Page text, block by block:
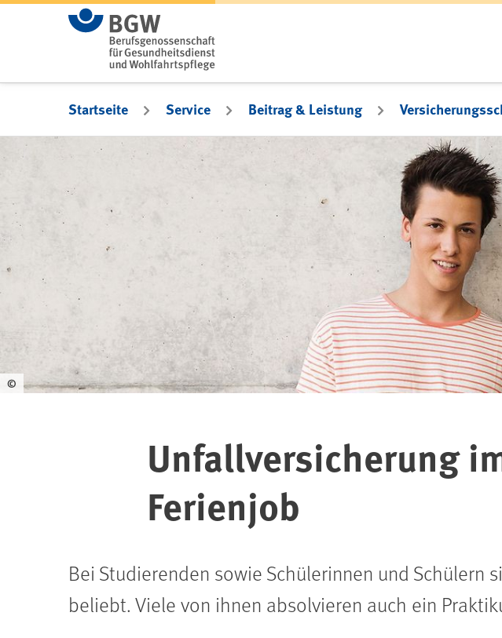
Zum Hauptinhalt springen
Startseite Service Beitrag & Leistung
©
Unfallversicherung
Ferienjob
Bei Studierenden sowie Schülerinnen und Schülern
beliebt. Viele von ihnen absolvieren auch ein